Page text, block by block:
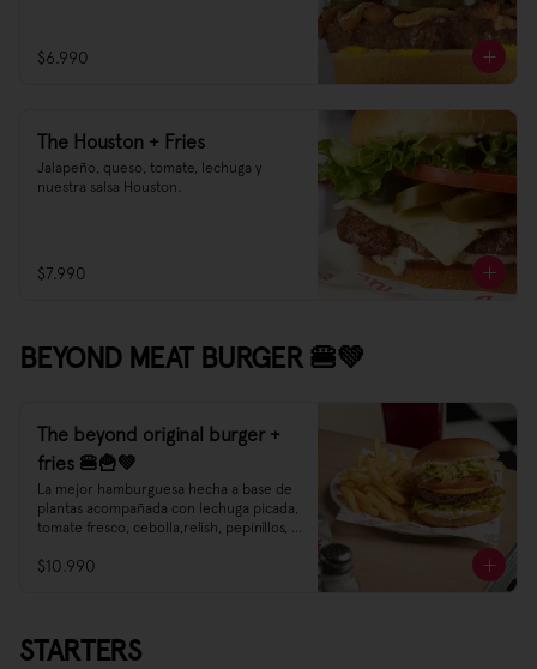
$6.990
The Houston + Fries
Jalapeño, queso, tomate, lechuga y
nuestra salsa Houston.
$7.990
BEYOND MEAT BURGER 🍔💚
The beyond original burger +
fries 🍔🍟💚
La mejor hamburguesa hecha a base de
plantas acompañada con lechuga picada,
tomate fresco, cebolla,relish, pepinillos,
$10.990
STARTERS